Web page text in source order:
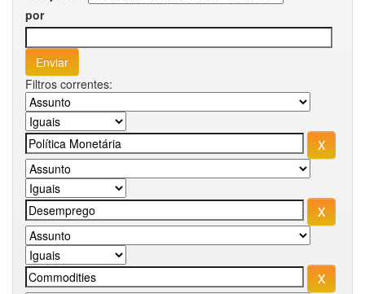
por
Filtros correntes: